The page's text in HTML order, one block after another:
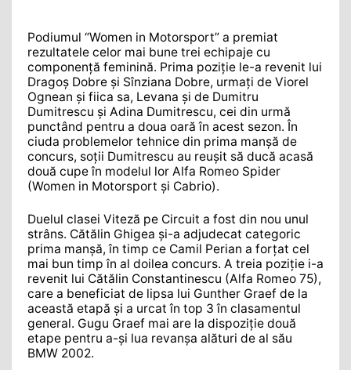
Podiumul “Women in Motorsport” a premiat
rezultatele celor mai bune trei echipaje cu
componență feminină. Prima poziție le-a revenit lui
Dragoș Dobre și Sînziana Dobre, urmați de Viorel
Ognean și fiica sa, Levana și de Dumitru
Dumitrescu și Adina Dumitrescu, cei din urmă
punctând pentru a doua oară în acest sezon. În
ciuda problemelor tehnice din prima manșă de
concurs, soții Dumitrescu au reușit să ducă acasă
două cupe în modelul lor Alfa Romeo Spider
(Women in Motorsport și Cabrio).
Duelul clasei Viteză pe Circuit a fost din nou unul
strâns. Cătălin Ghigea și-a adjudecat categoric
prima manșă, în timp ce Camil Perian a forțat cel
mai bun timp în al doilea concurs. A treia poziție i-a
revenit lui Cătălin Constantinescu (Alfa Romeo 75),
care a beneficiat de lipsa lui Gunther Graef de la
această etapă și a urcat în top 3 în clasamentul
general. Gugu Graef mai are la dispoziție două
etape pentru a-și lua revanșa alături de al său
BMW 2002.